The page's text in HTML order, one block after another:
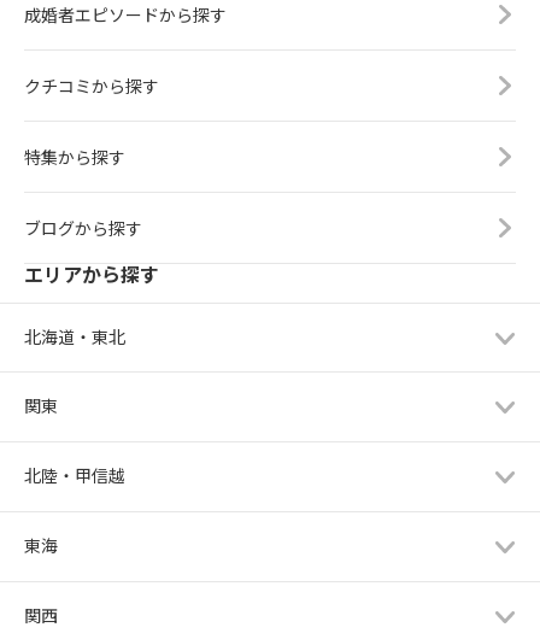
成婚者エピソードから探す
クチコミから探す
特集から探す
ブログから探す
エリアから探す
北海道・東北
関東
北陸・甲信越
東海
関西